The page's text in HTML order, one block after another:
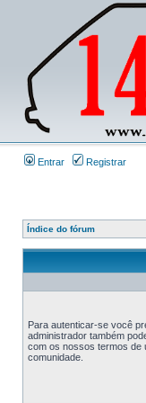
Entrar Registrar
Índice do fórum
Para autenticar-se você
administrador também
com os nossos termos de
comunidade.